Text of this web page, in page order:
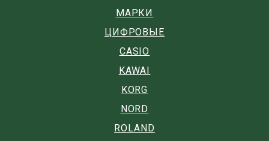
МАРКИ
ЦИФРОВЫЕ
CASIO
KAWAI
KORG
NORD
ROLAND